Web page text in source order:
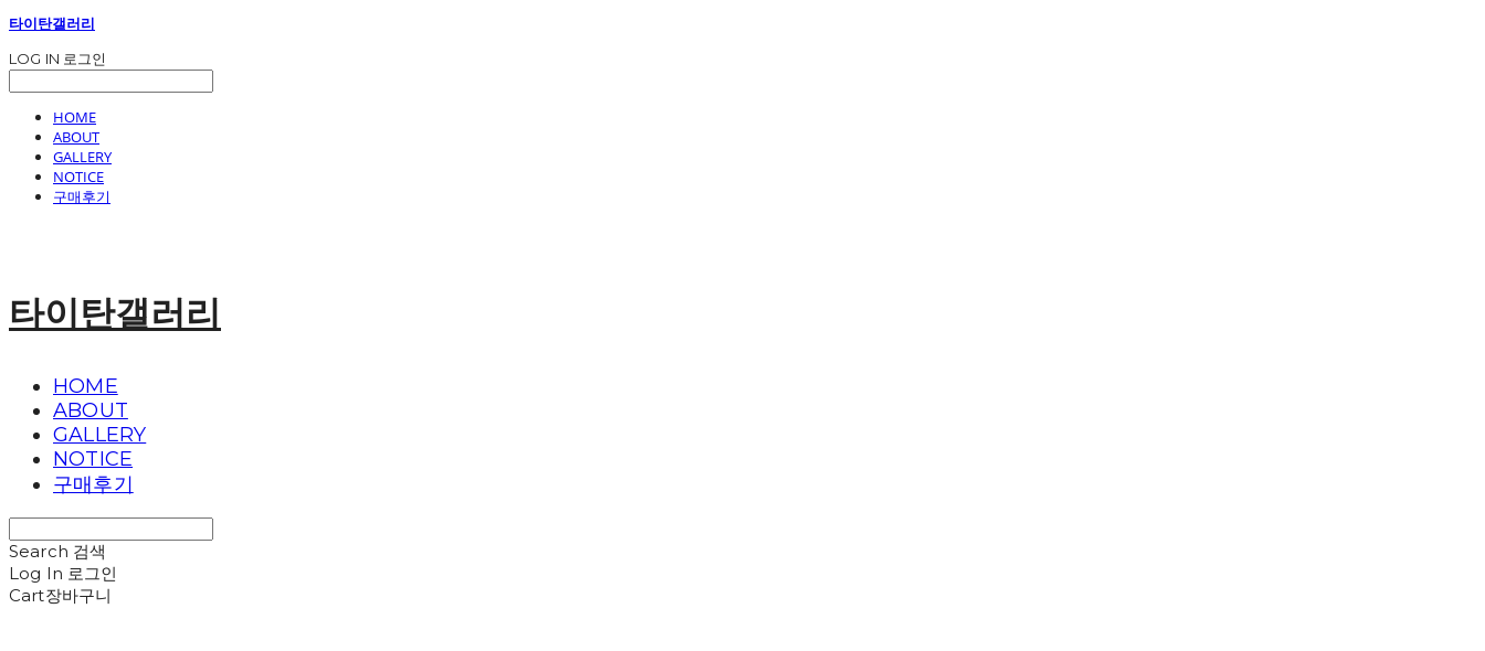
타이탄갤러리
LOG IN 로그인
HOME
ABOUT
GALLERY
NOTICE
구매후기
타이탄갤러리
HOME
ABOUT
GALLERY
NOTICE
구매후기
Search 검색
Log In 로그인
Cart장바구니